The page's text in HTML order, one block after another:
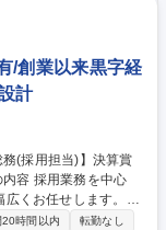
社受け入れまでの一
のとりまとめ・採用
度の運用・業務効率化
/創業以来黒字経
計
広くお任せします。事
用まで裁量を持って
20時間以内
転勤なし